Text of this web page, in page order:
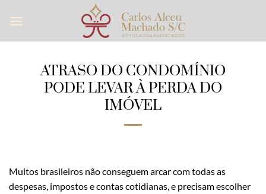
ATRASO DO CONDOMÍNIO
PODE LEVAR À PERDA DO
IMÓVEL
Muitos brasileiros não conseguem arcar com todas as
despesas, impostos e contas cotidianas, e precisam escolher